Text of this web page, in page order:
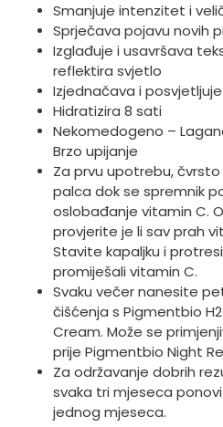
Smanjuje intenzitet i
Sprječava pojavu novih
Izglađuje i usavršava
reflektira svjetlo
Izjednačava i
Hidratizira 8 sati
Nekomedogeno –
Brzo upijanje
Za prvu upotrebu,
palca dok se spremnik
oslobađanje vitamin C.
provjerite je li sav prah
Stavite kapaljku i
promiješali vitamin C.
Svaku večer nanesite
čišćenja s Pigmentbio
Cream. Može se
prije Pigmentbio Night
Za održavanje dobrih
svaka tri mjeseca
jednog mjeseca.